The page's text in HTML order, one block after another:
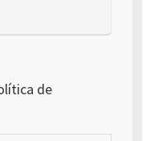
de